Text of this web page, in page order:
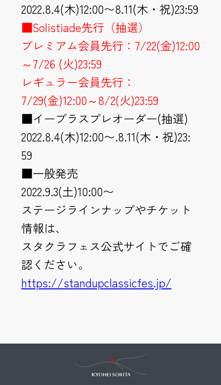
2022.8.4(木)12:00〜8.11(木・祝)23:59
■Solistiade先行（抽選）
プレミアム会員先行：7/22(金)12:00
～7/26 (火)23:59
レギュラー会員先行：
7/29(金)12:00～8/2(火)23:59
■イープラスプレオーダー(抽選)
2022.8.4(木)12:00〜.8.11(木・祝)23:
59
■一般発売
2022.9.3(土)10:00〜
ステージラインナップやチケット
情報は、
スタクラフェス公式サイトでご確
認ください。
https://standupclassicfes.jp/